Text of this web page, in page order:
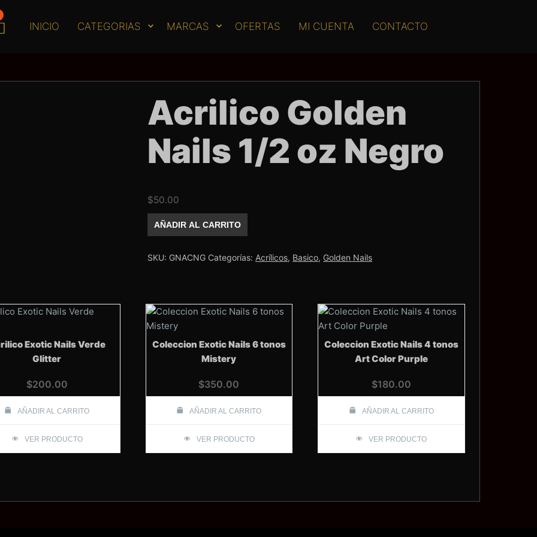
INICIO CATEGORIAS MARCAS OFERTAS MI CUENTA CONTACTO
Acrilico Golden
Nails 1/2 oz Negro
$50.00
Golden
Nails
oz
AÑADIR AL CARRITO
SKU: GNACNG Categorías: Acrílicos, Basico, Golden Nails
Exotic Nails Verde
Glitter
$200.00
AÑADIR AL CARRITO
VER PRODUCTO
Coleccion Exotic Nails 6 tonos
Mistery
$350.00
AÑADIR AL CARRITO
VER PRODUCTO
Coleccion Exotic Nails 4 tonos
Art Color Purple
$180.00
AÑADIR AL CARRITO
VER PRODUCTO